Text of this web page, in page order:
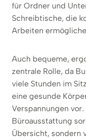
für Ordner und
Schreibtische, die
Arbeiten
Auch bequeme,
zentrale Rolle, da
viele Stunden im
eine gesunde
Verspannungen
Büroausstattung
Übersicht, sondern